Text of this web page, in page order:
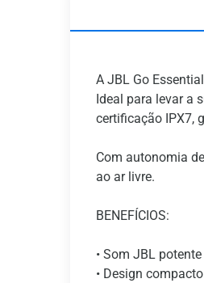
A JBL Go
Ideal para levar a
certificação IPX7,
Com autonomia
ao ar livre.
BENEFÍCIOS:
• Som JBL
• Design